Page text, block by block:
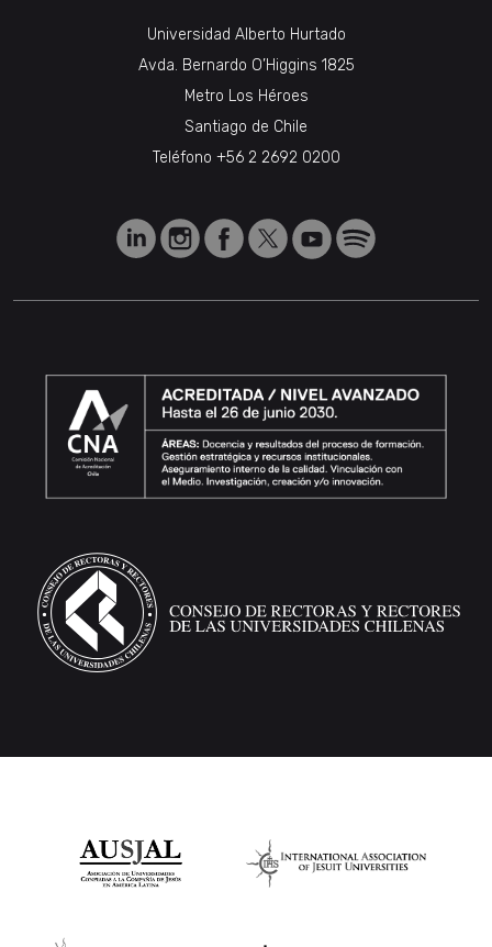
Universidad Alberto Hurtado
Avda. Bernardo O’Higgins 1825
Metro Los Héroes
Santiago de Chile
Teléfono +56 2 2692 0200